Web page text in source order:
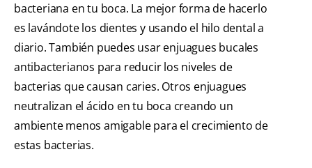
bacteriana en tu boca. La mejor forma de hacerlo
es lavándote los dientes y usando el hilo dental a
diario. También puedes usar enjuagues bucales
antibacterianos para reducir los niveles de
bacterias que causan caries. Otros enjuagues
neutralizan el ácido en tu boca creando un
ambiente menos amigable para el crecimiento de
estas bacterias.